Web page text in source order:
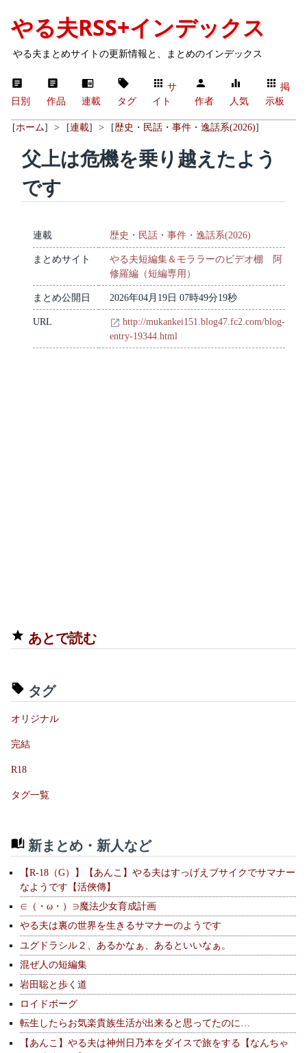
やる夫RSS+インデックス
やる夫まとめサイトの更新情報と、まとめのインデックス
日別 作品 連載 タグ
サ
イト
作者 人気
掲
示板
[ホーム] > [連載] > [歴史・民話・事件・逸話系(2026)]
父上は危機を乗り越えたよう
です
連載 歴史・民話・事件・逸話系(2026)
まとめサイト
やる夫短編集＆モララーのビデオ棚 阿
修羅編（短編専用）
まとめ公開日 2026年04月19日 07時49分19秒
URL
http://mukankei151.blog47.fc2.com/blog-
entry-19344.html
あとで読む
タグ
オリジナル
完結
R18
タグ一覧
新まとめ・新人など
【R-18（G）】【あんこ】やる夫はすっげえブサイクでサマナー
なようです【活俠傳】
∈（・ω・）∋魔法少女育成計画
やる夫は裏の世界を生きるサマナーのようです
ユグドラシル２、あるかなぁ、あるといいなぁ。
混ぜ人の短編集
岩田聡と歩く道
ロイドボーグ
転生したらお気楽貴族生活が出来ると思ってたのに…
【あんこ】やる夫は神州日乃本をダイスで旅をする【なんちゃ